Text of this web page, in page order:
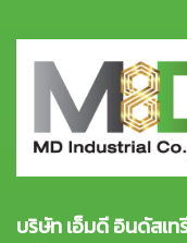
บริษัท เอ็มดี อินดัสเ